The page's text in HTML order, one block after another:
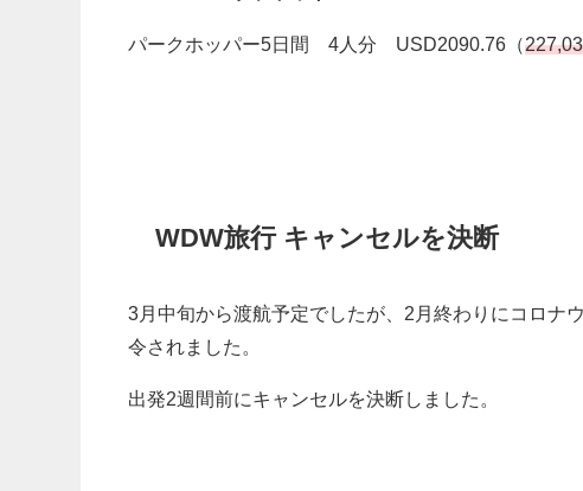
パークホッパー5日間 4人分 USD2090.76（
WDW旅行 キャンセルを決断
3月中旬から渡航予定でしたが、2月終わりにコロナ
令されました。
出発2週間前にキャンセルを決断しました。